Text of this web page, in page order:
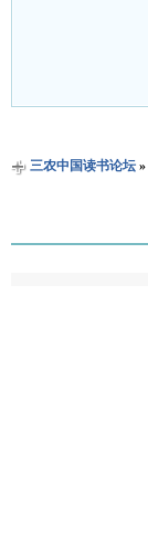
三农中国读书论坛»